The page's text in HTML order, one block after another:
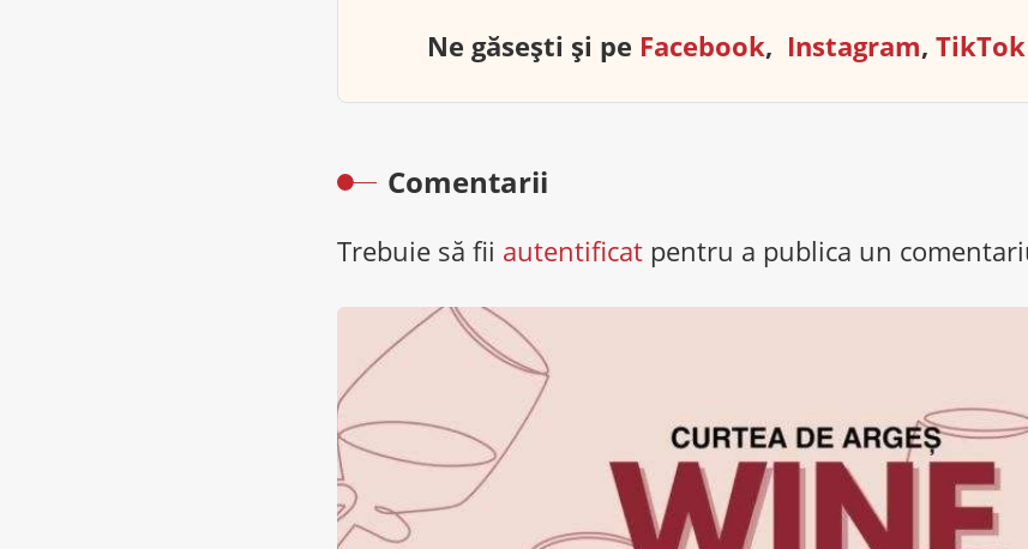
Ne găsești și pe Facebook, Instagram,TikTok
Comentarii
Trebuie să fii autentificatpentru a publica un